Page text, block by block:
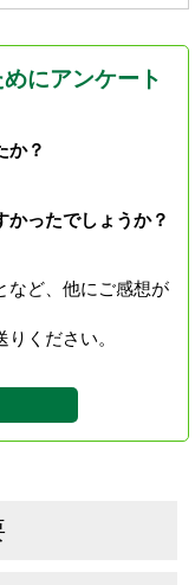
にアンケート
か？
かったでしょうか？
など、他にご感想が
ください。